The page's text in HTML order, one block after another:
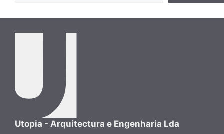
Utopia - Arquitectura e Engenharia Lda